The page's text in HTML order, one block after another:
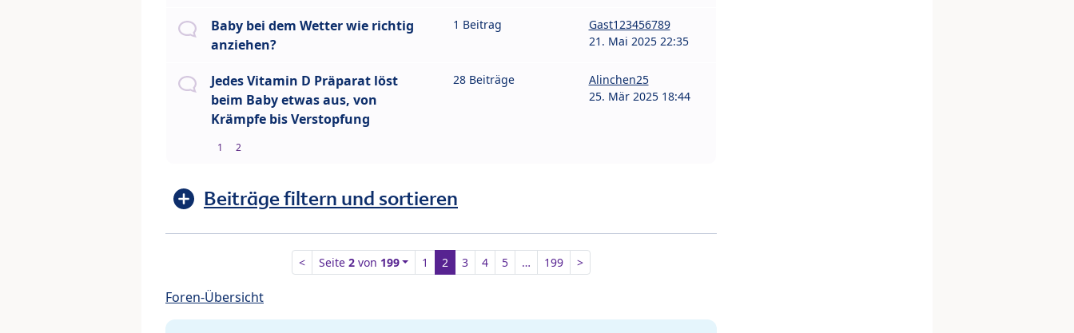
Baby bei dem Wetter wie richtig
anziehen?
1 Beitrag
Gast123456789
21. Mai 2025 22:35
Jedes Vitamin D Präparat löst
beim Baby etwas aus, von
Krämpfe bis Verstopfung
1 2
28 Beiträge
Alinchen25
25. Mär 2025 18:44
Beiträge filtern und sortieren
< Seite 2von 199 1 2 3 4 5 … 199 >
Foren-Übersicht